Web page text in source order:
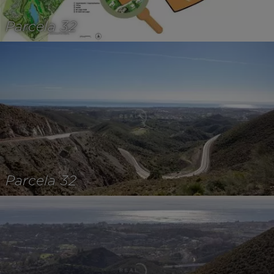
Parcela 32
Parcela 32